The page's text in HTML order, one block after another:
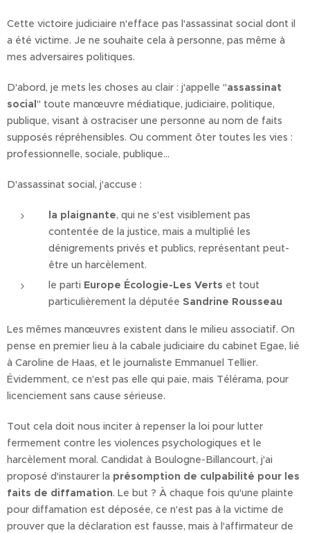
Cette victoire judiciaire n'efface pas l'assassinat social dont il
a été victime. Je ne souhaite cela à personne, pas même à
mes adversaires politiques.
D'abord, je mets les choses au clair : j'appelle "assassinat
social" toute manœuvre médiatique, judiciaire, politique,
publique, visant à ostraciser une personne au nom de faits
supposés répréhensibles. Ou comment ôter toutes les vies :
professionnelle, sociale, publique...
D'assassinat social, j'accuse :
la plaignante, qui ne s'est visiblement pas
contentée de la justice, mais a multiplié les
dénigrements privés et publics, représentant peut-
être un harcèlement.
le parti Europe Écologie-Les Verts et tout
particulièrement la députée Sandrine Rousseau
Les mêmes manœuvres existent dans le milieu associatif. On
pense en premier lieu à la cabale judiciaire du cabinet Egae, lié
à Caroline de Haas, et le journaliste Emmanuel Tellier.
Évidemment, ce n'est pas elle qui paie, mais Télérama, pour
licenciement sans cause sérieuse.
Tout cela doit nous inciter à repenser la loi pour lutter
fermement contre les violences psychologiques et le
harcèlement moral. Candidat à Boulogne-Billancourt, j'ai
proposé d'instaurer la présomption de culpabilité pour les
faits de diffamation. Le but ? À chaque fois qu'une plainte
pour diffamation est déposée, ce n'est pas à la victime de
prouver que la déclaration est fausse, mais à l'affirmateur de